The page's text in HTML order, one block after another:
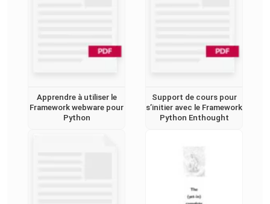
Apprendre à utiliser le
Framework webware pour
Python
Support de cours pour
s’initier avec le Framework
Python Enthought